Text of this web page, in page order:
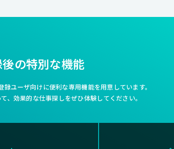
の特別な機能
録ユーザ向けに便利な専用機能を用意しています。
、効果的な仕事探しをぜひ体験してください。